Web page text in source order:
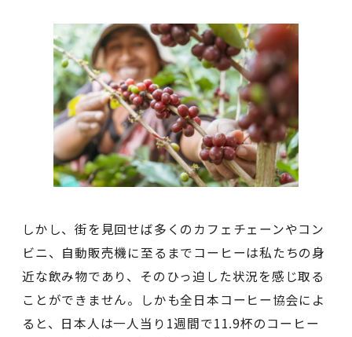
しかし、街を見回せば多くのカフェチェーンやコン
ビニ、自動販売機に至るまでコーヒーは私たちの身
近な飲み物であり、そのひっ迫した状況を感じ取る
ことができません。しかも全日本コーヒー協会によ
ると、日本人は一人当り1週間で11.9杯のコーヒー